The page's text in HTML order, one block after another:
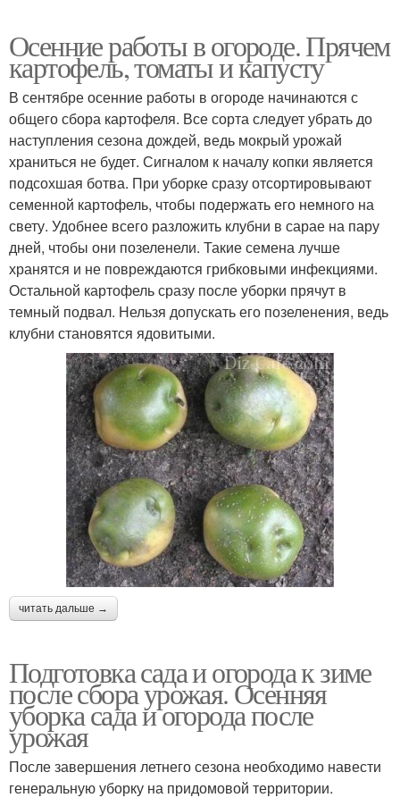
Осенние работы в огороде. Прячем
картофель, томаты и капусту
В сентябре осенние работы в огороде начинаются с
общего сбора картофеля. Все сорта следует убрать до
наступления сезона дождей, ведь мокрый урожай
храниться не будет. Сигналом к началу копки является
подсохшая ботва. При уборке сразу отсортировывают
семенной картофель, чтобы подержать его немного на
свету. Удобнее всего разложить клубни в сарае на пару
дней, чтобы они позеленели. Такие семена лучше
хранятся и не повреждаются грибковыми инфекциями.
Остальной картофель сразу после уборки прячут в
темный подвал. Нельзя допускать его позеленения, ведь
клубни становятся ядовитыми.
читать дальше →
Подготовка сада и огорода к зиме
после сбора урожая. Осенняя
уборка сада и огорода после
урожая
После завершения летнего сезона необходимо навести
генеральную уборку на придомовой территории.